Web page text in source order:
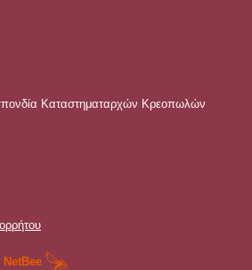
Καταστηματαρχών Κρεοπωλών
NetBee